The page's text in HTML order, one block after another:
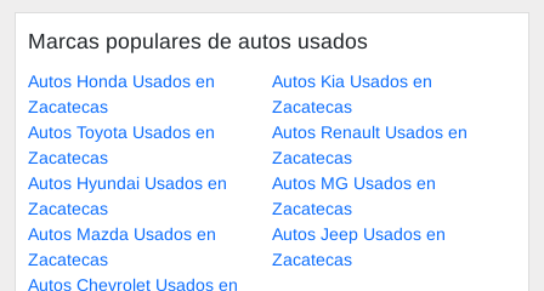
Marcas populares de autos usados
Autos Honda Usados en
Zacatecas
Autos Kia Usados en
Zacatecas
Autos Toyota Usados en
Zacatecas
Autos Renault Usados en
Zacatecas
Autos Hyundai Usados en
Zacatecas
Autos MG Usados en
Zacatecas
Autos Mazda Usados en
Zacatecas
Autos Jeep Usados en
Zacatecas
Autos Chevrolet Usados en